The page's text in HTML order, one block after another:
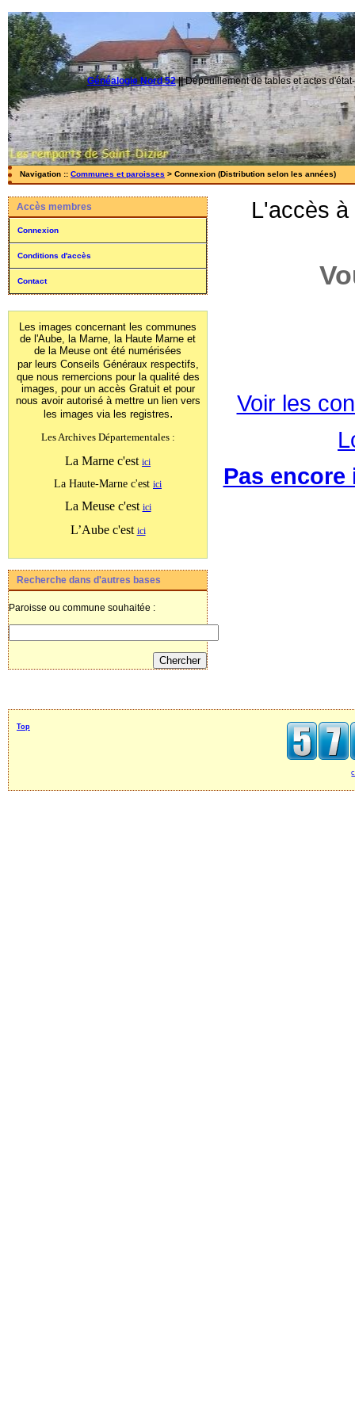
Généalogie Nord 52||Dépouillement de tables et actes
Navigation :: Communes et paroisses > Connexion (Distribution selon les années)
Accès membres
Connexion
Conditions d'accès
Contact
Les images concernant les communes
de l'Aube, la Marne, la Haute Marne et
de la Meuse ont été numérisées
par leurs Conseils Généraux respectifs,
que nous remercions pour la qualité des
images, pour un accès Gratuit et pour
nous avoir autorisé à mettre un lien vers
les images via les registres.
Les Archives Départementales :
La Marne c'est ici
La Haute-Marne c'est ici
La Meuse c'est ici
L’Aube c'est ici
Recherche dans d'autres bases
Paroisse ou commune souhaitée :
L'accès
Voir les
Pas
Top